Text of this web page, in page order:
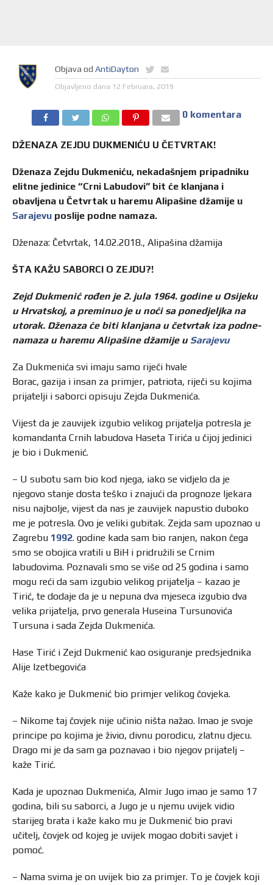
Objava od AntiDayton
Objavljeno dana 12 Februara, 2019
0 komentara
DŽENAZA ZEJDU DUKMENIĆU U ČETVRTAK!
Dženaza Zejdu Dukmeniću, nekadašnjem pripadniku
elitne jedinice “Crni Labudovi” bit će klanjana i
obavljena u Četvrtak u haremu Alipašine džamije u
Sarajevuposlije podne namaza.
Dženaza: Četvrtak, 14.02.2018., Alipašina džamija
ŠTA KAŽU SABORCI O ZEJDU?!
Zejd Dukmenić rođen je 2. jula 1964. godine u Osijeku
u Hrvatskoj, a preminuo je u noći sa ponedjeljka na
utorak. Dženaza će biti klanjana u četvrtak iza podne-
namaza u haremu Alipašine džamije u Sarajevu
Za Dukmenića svi imaju samo riječi hvale
Borac, gazija i insan za primjer, patriota, riječi su kojima
prijatelji i saborci opisuju Zejda Dukmenića.
Vijest da je zauvijek izgubio velikog prijatelja potresla je
komandanta Crnih labudova Haseta Tirića u čijoj jedinici
je bio i Dukmenić.
– U subotu sam bio kod njega, iako se vidjelo da je
njegovo stanje dosta teško i znajući da prognoze ljekara
nisu najbolje, vijest da nas je zauvijek napustio duboko
me je potresla. Ovo je veliki gubitak. Zejda sam upoznao u
Zagrebu 1992. godine kada sam bio ranjen, nakon čega
smo se obojica vratili u BiH i pridružili se Crnim
labudovima. Poznavali smo se više od 25 godina i samo
mogu reći da sam izgubio velikog prijatelja – kazao je
Tirić, te dodaje da je u nepuna dva mjeseca izgubio dva
velika prijatelja, prvo generala Huseina Tursunovića
Tursuna i sada Zejda Dukmenića.
Hase Tirić i Zejd Dukmenić kao osiguranje predsjednika
Alije Izetbegovića
Kaže kako je Dukmenić bio primjer velikog čovjeka.
– Nikome taj čovjek nije učinio ništa nažao. Imao je svoje
principe po kojima je živio, divnu porodicu, zlatnu djecu.
Drago mi je da sam ga poznavao i bio njegov prijatelj –
kaže Tirić.
Kada je upoznao Dukmenića, Almir Jugo imao je samo 17
godina, bili su saborci, a Jugo je u njemu uvijek vidio
starijeg brata i kaže kako mu je Dukmenić bio pravi
učitelj, čovjek od kojeg je uvijek mogao dobiti savjet i
pomoć.
– Nama svima je on uvijek bio za primjer. To je čovjek koji